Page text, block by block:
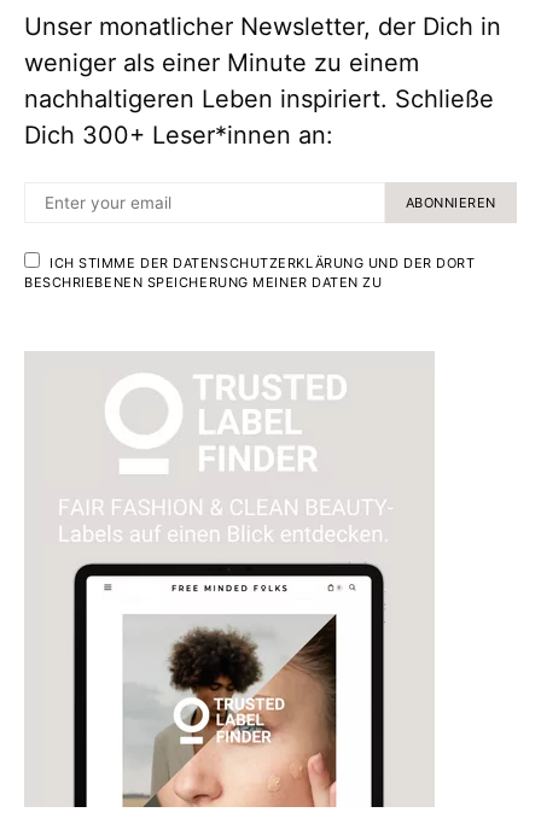
Unser monatlicher Newsletter, der Dich in
weniger als einer Minute zu einem
nachhaltigeren Leben inspiriert. Schließe
Dich 300+ Leser*innen an:
ABONNIEREN
ICH STIMME DER DATENSCHUTZERKLÄRUNG UND DER DORT
BESCHRIEBENEN SPEICHERUNG MEINER DATEN ZU